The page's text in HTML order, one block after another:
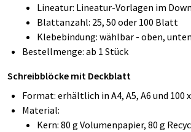
Lineatur: Lineatur-Vorlagen im
Blattanzahl: 25, 50 oder 100 Blatt
Klebebindung: wählbar - oben,
Bestellmenge: ab 1 Stück
Schreibblöcke mit Deckblatt
Format: erhältlich in A4, A5, A6 und 100
Material:
Kern: 80 g Volumenpapier, 80 g